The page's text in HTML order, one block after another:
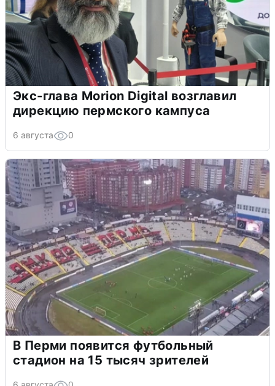
Экс-глава Morion Digital возглавил
дирекцию пермского кампуса
6 августа 0
В Перми появится футбольный
стадион на 15 тысяч зрителей